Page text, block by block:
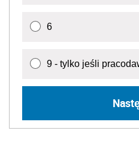
6
9 - tylko jeśli